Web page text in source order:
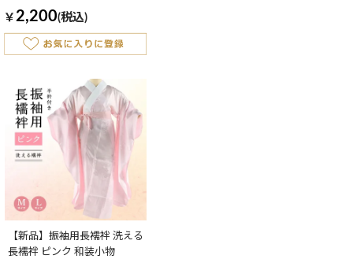
￥ 2,200(税込)
【新品】振袖用長襦袢 洗える
長襦袢 ピンク 和装小物